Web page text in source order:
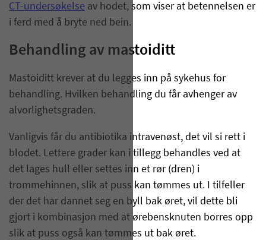
CT-undersøkelse av hodet, som viser at betennelsen er
i ferd med å bryte ned bein.
Behandling av mastoiditt
Mastoiditt krever at du legges inn på sykehus for
behandling. Hvilken behandling du får avhenger av
alvorlighetsgraden.
Vanligvis får du antibiotika intravenøst, det vil si rett i
blodet. Lettere grader kan i tillegg behandles ved at
det lages hull eller settes inn et rør (dren) i
trommehinnen, slik at puss kan tømmes ut. I tilfeller
der det har dannet seg en byll bak øret, vil dette bli
gjort i kombinasjon med at ørebensknuten borres opp
slik at puss også kan tømmes ut bak øret.